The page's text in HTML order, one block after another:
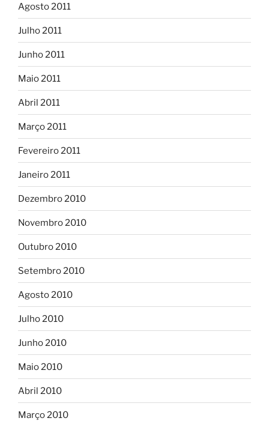
Agosto 2011
Julho 2011
Junho 2011
Maio 2011
Abril 2011
Março 2011
Fevereiro 2011
Janeiro 2011
Dezembro 2010
Novembro 2010
Outubro 2010
Setembro 2010
Agosto 2010
Julho 2010
Junho 2010
Maio 2010
Abril 2010
Março 2010